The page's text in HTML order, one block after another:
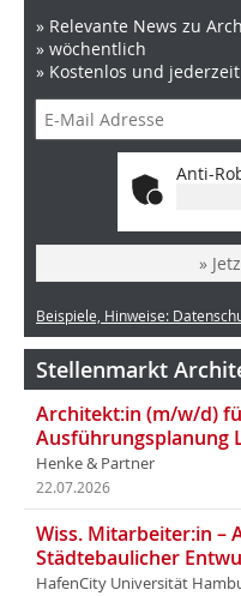
» Relevante News zu
» wöchentlich
» Kostenlos und
Anti-
»
Beispiele, Hinweise:
Stellenmarkt
Architekt:in (m/w/d)
Ausführungsplanung
Henke & Partner
22.07.2026
Wiss. Mitarbeiter:in –
Städtebaulicher
HafenCity Universität